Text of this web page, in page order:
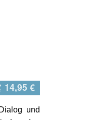
14,95 €
und